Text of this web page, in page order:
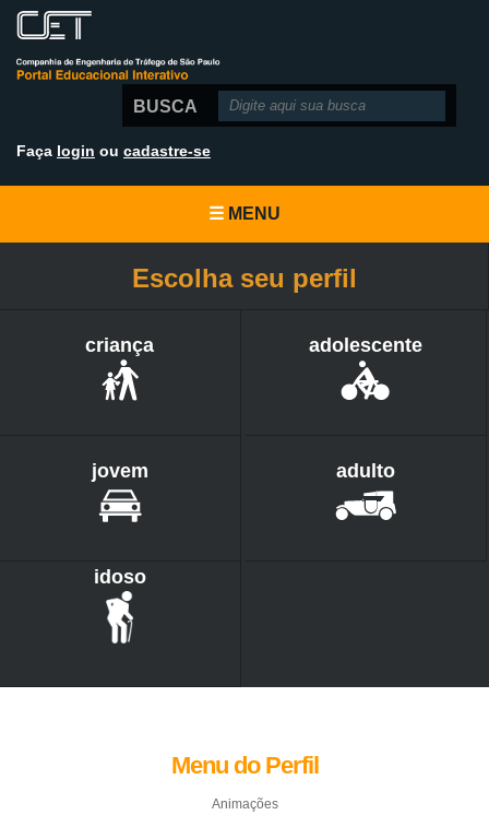
BUSCA
Faça login ou cadastre-se
☰ MENU
Escolha seu perfil
criança adolescente
jovem adulto
idoso
Menu do Perfil
Animações